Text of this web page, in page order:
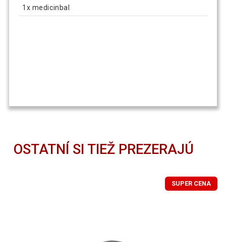
1x medicinbal
OSTATNÍ SI TIEŽ PREZERAJÚ
SUPER CENA